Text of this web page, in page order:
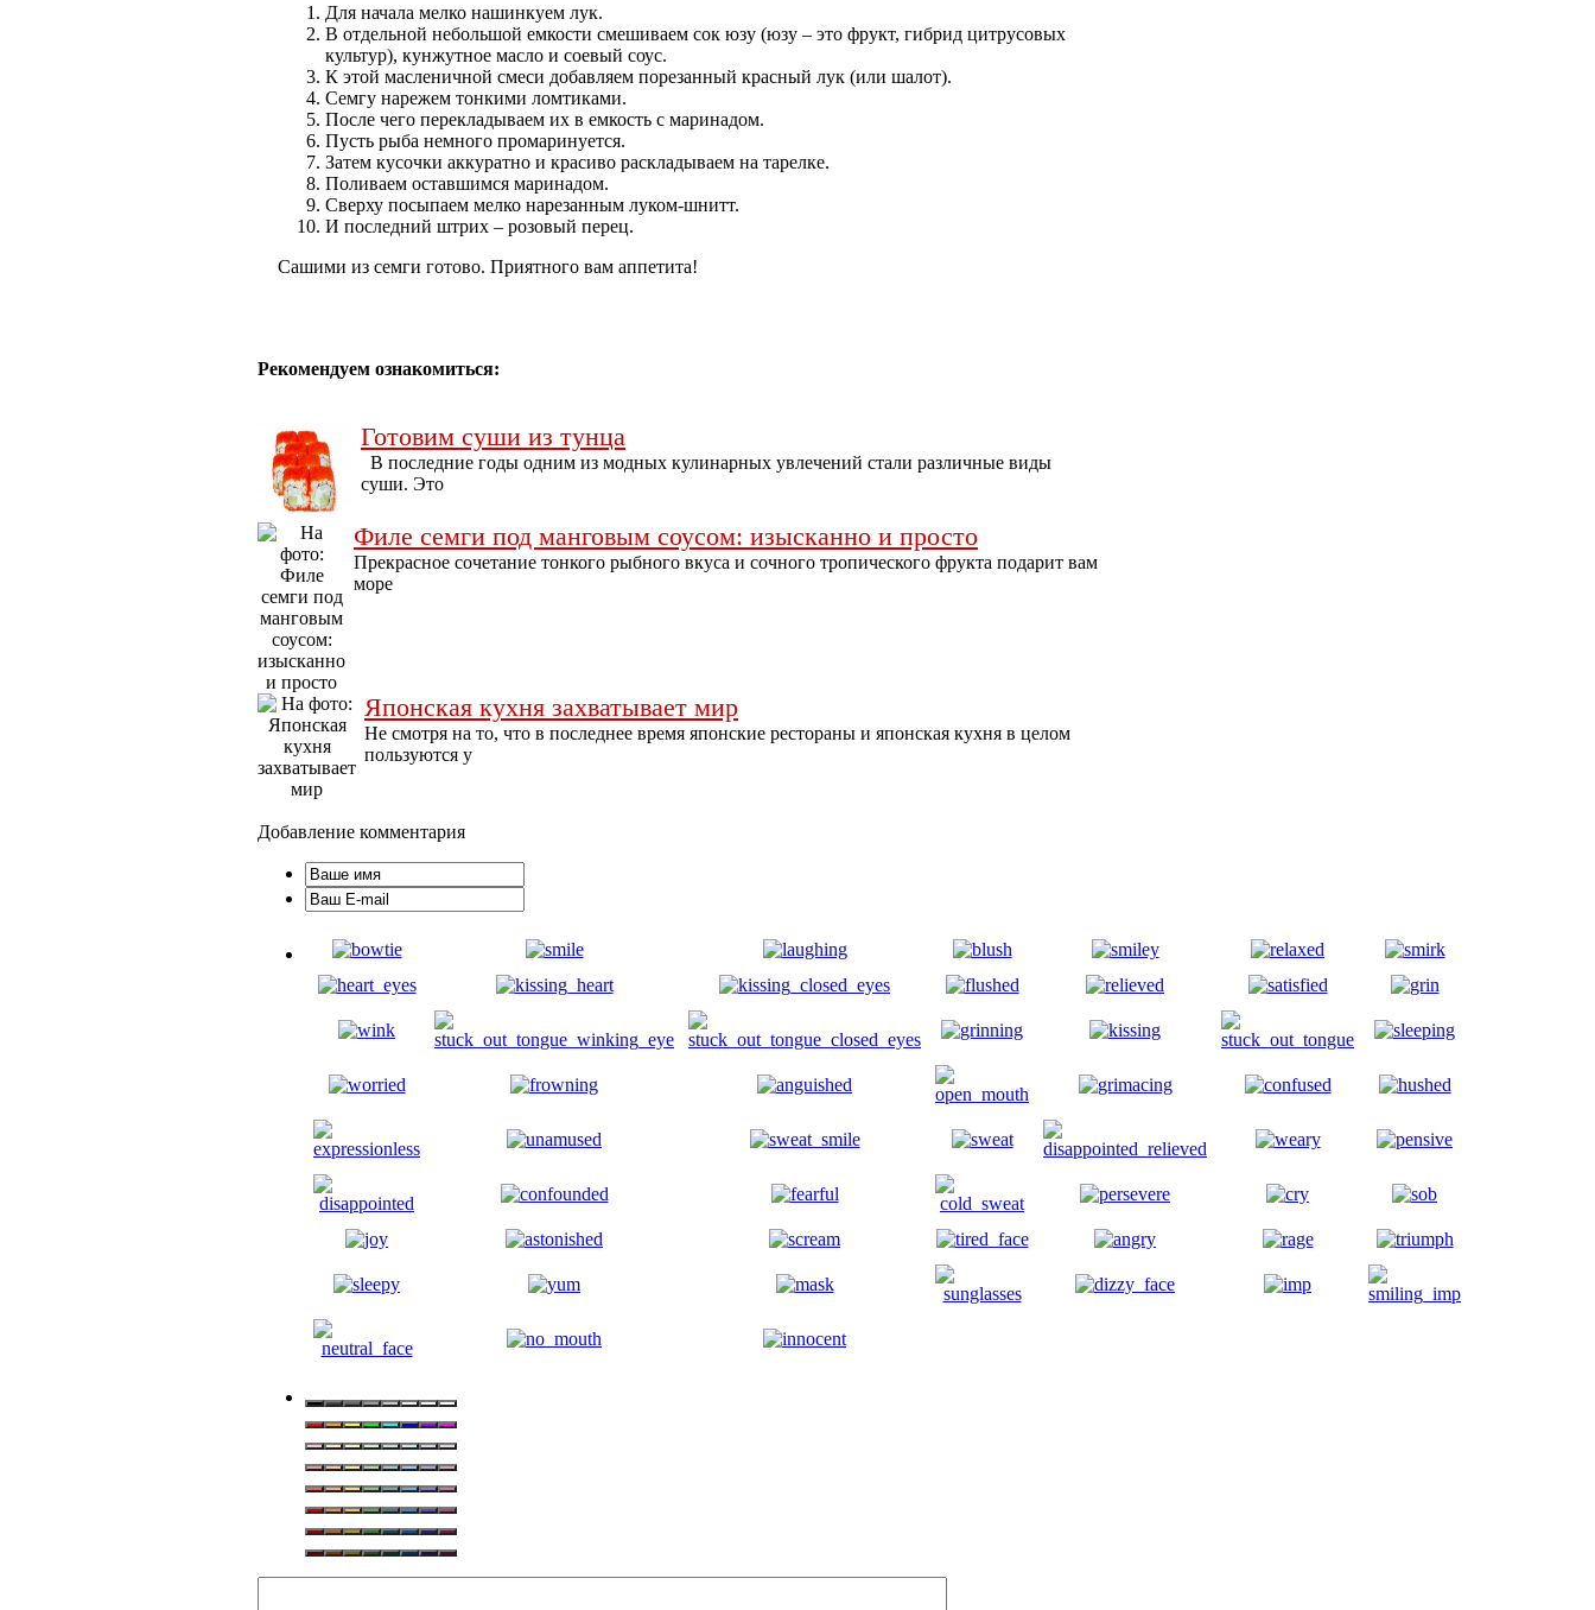
Для начала мелко нашинкуем лук.
В отдельной небольшой емкости смешиваем сок юзу (юзу – это фрукт, гибрид цитрусовых
культур), кунжутное масло и соевый соус.
К этой масленичной смеси добавляем порезанный красный лук (или шалот).
Семгу нарежем тонкими ломтиками.
После чего перекладываем их в емкость с маринадом.
Пусть рыба немного промаринуется.
Затем кусочки аккуратно и красиво раскладываем на тарелке.
Поливаем оставшимся маринадом.
Сверху посыпаем мелко нарезанным луком-шнитт.
И последний штрих – розовый перец.
Сашими из семги готово. Приятного вам аппетита!
Рекомендуем ознакомиться:
Готовим суши из тунца
В последние годы одним из модных кулинарных увлечений стали различные виды
суши. Это
Филе семги под манговым соусом: изысканно и просто
Прекрасное сочетание тонкого рыбного вкуса и сочного тропического фрукта подарит вам
море
Японская кухня захватывает мир
Не смотря на то, что в последнее время японские рестораны и японская кухня в целом
пользуются у
Добавление комментария